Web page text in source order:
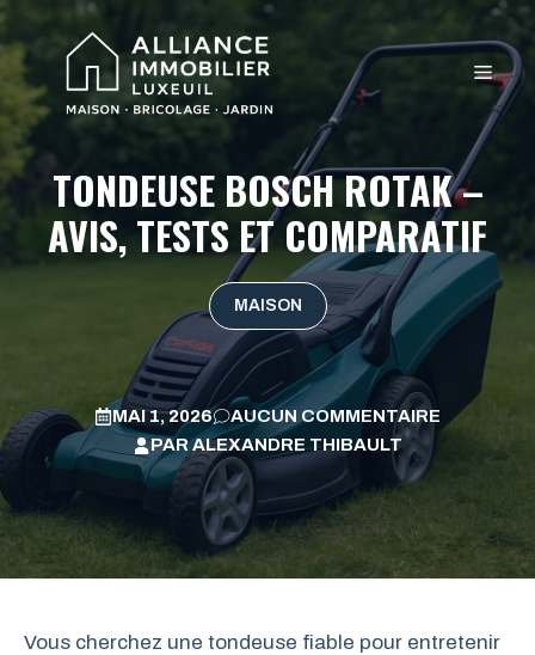
Aller
au
contenu
TONDEUSE BOSCH ROTAK –
AVIS, TESTS ET COMPARATIF
MAISON
MAI 1, 2026
AUCUN COMMENTAIRE
PARALEXANDRE THIBAULT
Vous cherchez une tondeuse fiable pour entretenir